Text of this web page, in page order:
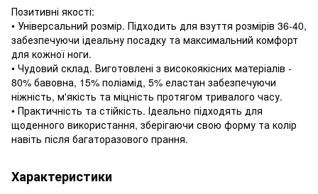
Позитивні якості:
• Універсальний розмір. Підходить для взуття розмірів 36-40,
забезпечуючи ідеальну посадку та максимальний комфорт
для кожної ноги.
• Чудовий склад. Виготовлені з високоякісних матеріалів -
80% бавовна, 15% поліамід, 5% еластан забезпечуючи
ніжність, м'якість та міцність протягом тривалого часу.
• Практичність та стійкість. Ідеально підходять для
щоденного використання, зберігаючи свою форму та колір
навіть після багаторазового прання.
Характеристики